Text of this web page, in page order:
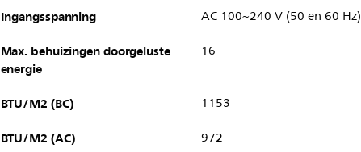
Ingangsspanning AC 100~240 V (50 en 60 Hz)
Max. behuizingen doorgeluste
energie
16
BTU/M2 (BC) 1153
BTU/M2 (AC) 972